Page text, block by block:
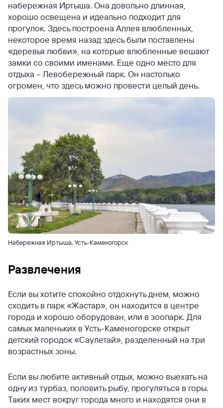
набережная Иртыша. Она довольно длинная,
хорошо освещена и идеально подходит для
прогулок. Здесь построена Аллея влюбленных,
некоторое время назад здесь были поставлены
«деревья любви», на которые влюбленные вешают
замки со своими именами. Еще одно место для
отдыха – Левобережный парк. Он настолько
огромен, что здесь можно провести целый день.
Набережная Иртыша, Усть-Каменогорск
Развлечения
Если вы хотите спокойно отдохнуть днем, можно
сходить в парк «Жастар», он находится в центре
города и хорошо оборудован, или в зоопарк. Для
самых маленьких в Усть-Каменогорске открыт
детский городок «Саулетай», разделенный на три
возрастных зоны.
Если вы любите активный отдых, можно выехать на
одну из турбаз, половить рыбу, прогуляться в горы.
Таких мест вокруг города много и находятся они в